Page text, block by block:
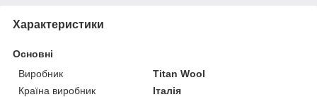
Характеристики
Основні
Виробник
Titan Wool
Країна виробник
Італія